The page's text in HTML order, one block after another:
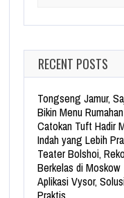
RECENT POSTS
Tongseng Jamur,
Bikin Menu
Catokan Tuft Hadir
Indah yang Lebih
Teater Bolshoi,
Berkelas di Moskow
Aplikasi Vysor,